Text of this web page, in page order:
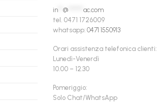
in** @****** ac.com
tel. 0471 1726009
whatsapp: 0471 1550913
Orari assistenza telefonica clienti:
Lunedì-Venerdì
10.00 – 12.30
Pomeriggio:
Solo Chat/WhatsApp